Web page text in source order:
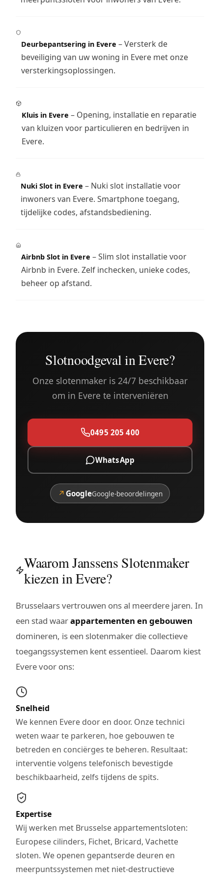
Deurbepantsering in Evere – Versterk de
beveiliging van uw woning in Evere met onze
versterkingsoplossingen.
Kluis in Evere – Opening, installatie en reparatie
van kluizen voor particulieren en bedrijven in
Evere.
Nuki Slot in Evere – Nuki slot installatie voor
inwoners van Evere. Smartphone toegang,
tijdelijke codes, afstandsbediening.
Airbnb Slot in Evere – Slim slot installatie voor
Airbnb in Evere. Zelf inchecken, unieke codes,
beheer op afstand.
Slotnoodgeval in Evere?
Onze slotenmaker is 24/7 beschikbaar
om in Evere te interveniëren
0495 205 400
WhatsApp
↗ GoogleGoogle-beoordelingen
Waarom Janssens Slotenmaker
kiezen in Evere?
Brusselaars vertrouwen ons al meerdere jaren. In
een stad waarappartementen en gebouwen
domineren, is een slotenmaker die collectieve
toegangssystemen kent essentieel. Daarom kiest
Evere voor ons:
Snelheid
We kennen Evere door en door. Onze technici
weten waar te parkeren, hoe gebouwen te
betreden en conciërges te beheren. Resultaat:
interventie volgens telefonisch bevestigde
beschikbaarheid, zelfs tijdens de spits.
Expertise
Wij werken met Brusselse appartementsloten:
Europese cilinders, Fichet, Bricard, Vachette
sloten. We openen gepantserde deuren en
meerpuntssystemen met niet-destructieve